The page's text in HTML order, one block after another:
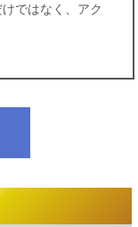
りませんが、も
ではなく、アク
ている方が多か
プを目指すのに
すいところにあ